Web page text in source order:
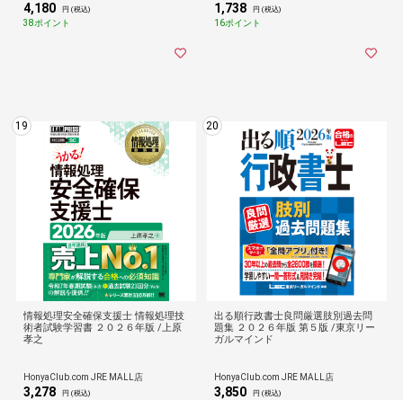
4,180 円 (税込)
38ポイント
1,738 円 (税込)
16ポイント
19
情報処理安全確保支援士 情報処理技
術者試験学習書 ２０２６年版 /上原
孝之
HonyaClub.com JRE MALL店
3,278 円 (税込)
20
出る順行政書士良問厳選肢別過去問
題集 ２０２６年版 第５版 /東京リー
ガルマインド
HonyaClub.com JRE MALL店
3,850 円 (税込)